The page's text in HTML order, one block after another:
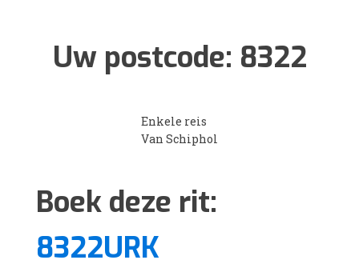
Uw postcode: 8322
Enkele reis
Van Schiphol
Boek deze rit:
8322URK